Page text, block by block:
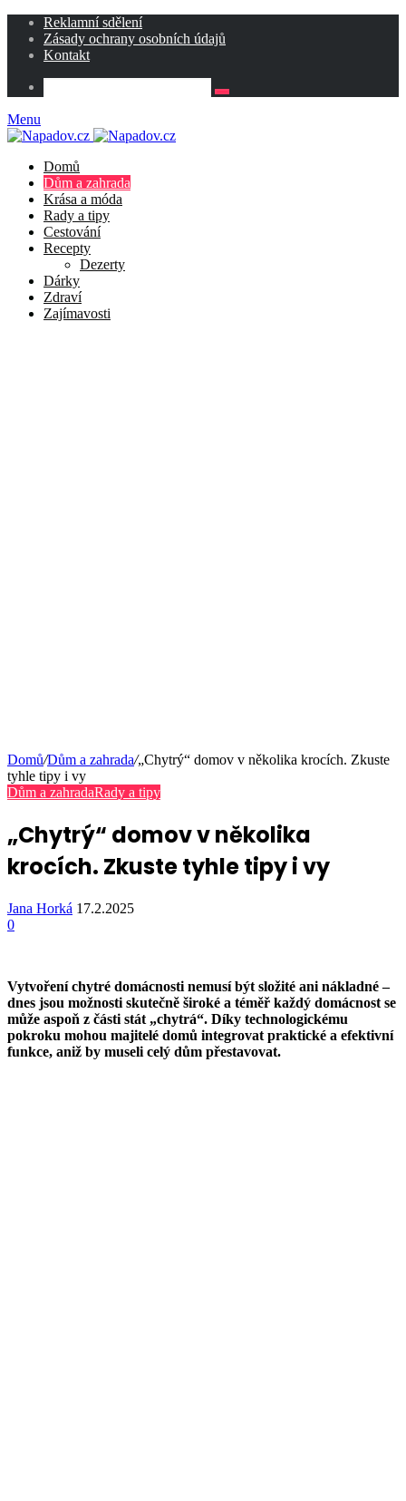
Reklamní sdělení
Zásady ochrany osobních údajů
Kontakt
Menu
Domů
Dům a zahrada
Krása a móda
Rady a tipy
Cestování
Recepty
Dezerty
Dárky
Zdraví
Zajímavosti
Domů/Dům a zahrada/„Chytrý“ domov v několika krocích. Zkuste
tyhle tipy i vy
Dům a zahradaRady a tipy
„Chytrý“ domov v několika
krocích. Zkuste tyhle tipy i vy
Jana Horká 17.2.2025
0
Vytvoření chytré domácnosti nemusí být složité ani nákladné –
dnes jsou možnosti skutečně široké a téměř každý domácnost se
může aspoň z části stát „chytrá“. Díky technologickému
pokroku mohou majitelé domů integrovat praktické a efektivní
funkce, aniž by museli celý dům přestavovat.